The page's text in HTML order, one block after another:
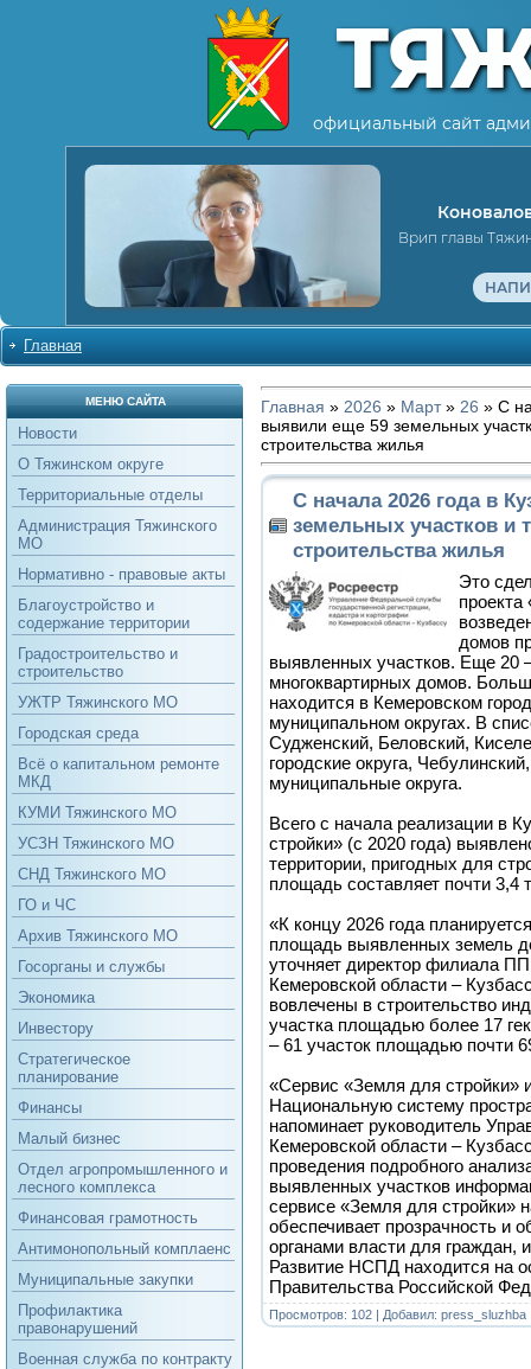
официальный сайт
Врип главы
Главная
МЕНЮ САЙТА
Новости
О Тяжинском округе
Территориальные отделы
Администрация Тяжинского
МО
Нормативно - правовые акты
Благоустройство и
содержание территории
Градостроительство и
строительство
УЖТР Тяжинского МО
Городская среда
Всё о капитальном ремонте
МКД
КУМИ Тяжинского МО
УСЗН Тяжинского МО
СНД Тяжинского МО
ГО и ЧС
Архив Тяжинского МО
Госорганы и службы
Экономика
Инвестору
Стратегическое
планирование
Финансы
Малый бизнес
Отдел агропромышленного и
лесного комплекса
Финансовая грамотность
Антимонопольный комплаенс
Муниципальные закупки
Профилактика
правонарушений
Военная служба по контракту
Главная » 2026 » Март » 26 » С
выявили еще 59 земельных
строительства жилья
С начала 2026 года в
земельных участков и
строительства жилья
Это
домов
выявленных участков. Еще 20
многоквартирных домов.
находится в Кемеровском
муниципальном округах. В
Судженский, Беловский,
городские округа,
муниципальные округа.
Всего с начала реализации в
стройки» (с 2020 года)
территории, пригодных для
площадь составляет почти 3,4
«К концу 2026 года
площадь выявленных земель
уточняет директор филиала
Кемеровской области –
вовлечены в строительство
участка площадью более 17
– 61 участок площадью почти
«Сервис «Земля для стройки»
Национальную систему
напоминает руководитель
Кемеровской области –
проведения подробного
выявленных участков
сервисе «Земля для стройки»
обеспечивает прозрачность и
органами власти для граждан,
Развитие НСПД находится на
Правительства Российской
Просмотров: 102 | Добавил: press_sluzhba